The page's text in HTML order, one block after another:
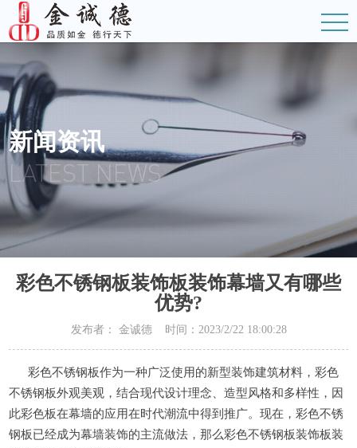
新闻资讯
LATEST NEWS
彩色不锈钢板装饰板装饰幕墙又有哪些
优势?
发布者： 金诚德 时间：2023/2/22 18:00:28
彩色不锈钢板作为一种广泛使用的新型装饰建筑材料，彩色
不锈钢板外观美观，结合现代设计理念、造型风格和多样性，因
此彩色板在幕墙的应用在时代潮流中得到推广。现在，彩色不锈
钢板已经成为幕墙装饰的主流做法，那么彩色不锈钢板装饰板装